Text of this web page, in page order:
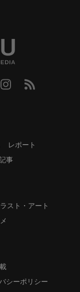
レポート
事
スト・アート
シーポリシー